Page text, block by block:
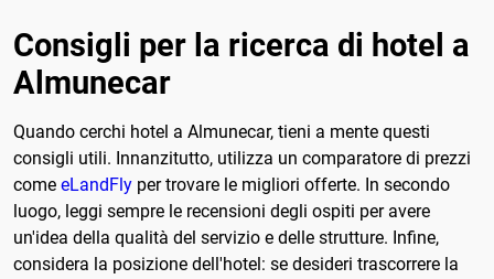
Consigli per la ricerca di hotel a
Almunecar
Quando cerchi hotel a Almunecar, tieni a mente questi
consigli utili. Innanzitutto, utilizza un comparatore di prezzi
come eLandFly per trovare le migliori offerte. In secondo
luogo, leggi sempre le recensioni degli ospiti per avere
un'idea della qualità del servizio e delle strutture. Infine,
considera la posizione dell'hotel: se desideri trascorrere la